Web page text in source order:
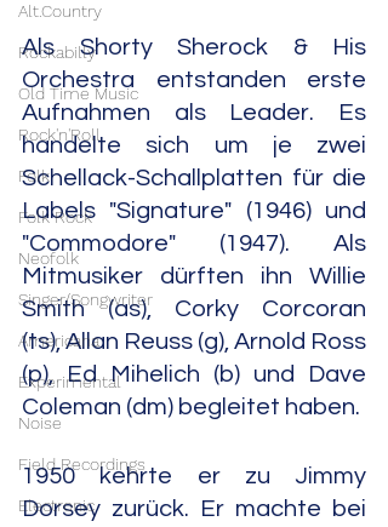
Alt.Country
Rockabilly
Old Time Music
Rock'n'Roll
Folk
Folk Rock
Neofolk
Singer/Songwriter
Americana
Experimental
Noise
Field Recordings
Electronic
Als Shorty Sherock & His
Orchestra entstanden erste
Aufnahmen als Leader. Es
handelte sich um je zwei
Schellack-Schallplatten für die
Labels "Signature" (1946) und
"Commodore" (1947). Als
Mitmusiker dürften ihn Willie
Smith (as), Corky Corcoran
(ts), Allan Reuss (g), Arnold Ross
(p), Ed Mihelich (b) und Dave
Coleman (dm) begleitet haben.
1950 kehrte er zu Jimmy
Dorsey zurück. Er machte bei